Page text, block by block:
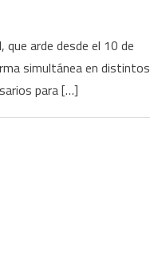
que arde desde el 10 de
simultánea en distintos
para […]